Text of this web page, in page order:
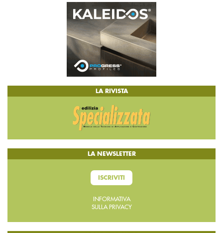
LA RIVISTA
LA NEWSLETTER
ISCRIVITI
INFORMATIVA
SULLA PRIVACY